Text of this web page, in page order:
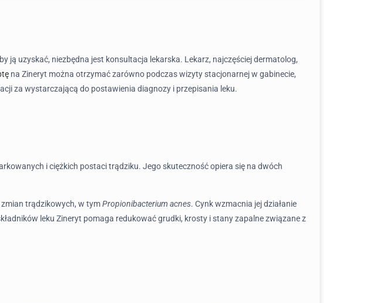
ją uzyskać, niezbędna jest konsultacja lekarska. Lekarz, najczęściej dermatolog,
na Zineryt można otrzymać zarówno podczas wizyty stacjonarnej w gabinecie,
za wystarczającą do postawienia diagnozy i przepisania leku.
i ciężkich postaci trądziku. Jego skuteczność opiera się na dwóch
trądzikowych, w tymPropionibacterium acnes. Cynk wzmacnia jej działanie
leku Zineryt pomaga redukować grudki, krosty i stany zapalne związane z